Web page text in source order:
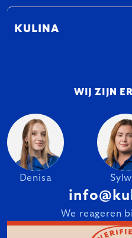
KULINA
WIJ ZIJN
Denisa
We reageren